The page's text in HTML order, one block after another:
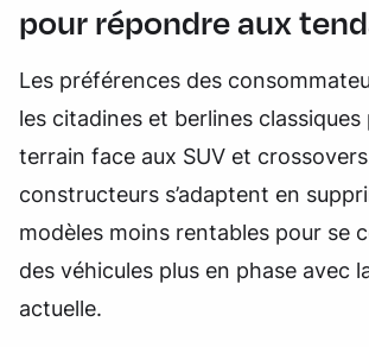
pour répondre aux
Les préférences des
les citadines et berlines
terrain face aux SUV et
constructeurs s’adaptent en
modèles moins rentables pour se
des véhicules plus en phase avec
actuelle.